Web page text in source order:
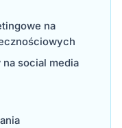
na
social media